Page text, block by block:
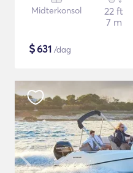
Midterkonsol
22 ft
7 m
$631 /dag